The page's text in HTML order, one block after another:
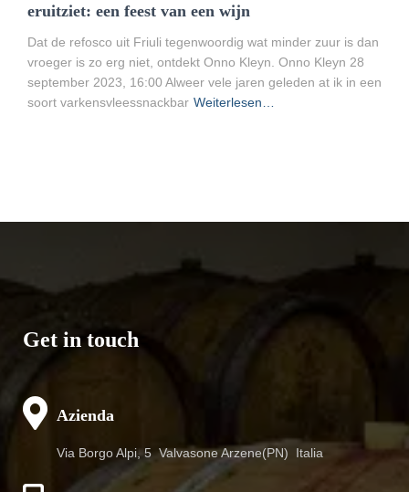
eruitziet: een feest van een wijn
Dat de refosco uit Friuli tegenwoordig wat minder zuur is dan
vroeger is zo erg niet, ontdekt Onno Kleyn. Onno Kleyn 28
september 2023, 16:00 Alweer vele jaren geleden at ik in een
soort varkensvleessnackbar Weiterlesen…
Get in touch
Azienda
Via Borgo Alpi, 5 Valvasone Arzene(PN) Italia